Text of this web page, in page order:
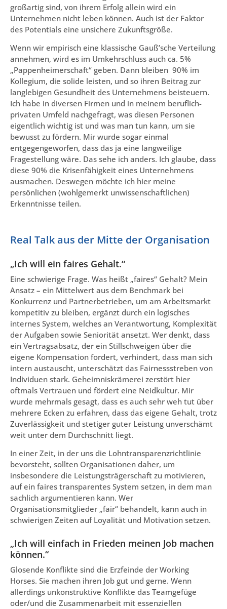
großartig sind, von ihrem Erfolg allein wird ein
Unternehmen nicht leben können. Auch ist der Faktor
des Potentials eine unsichere Zukunftsgröße.
Wenn wir empirisch eine klassische Gauß’sche Verteilung
annehmen, wird es im Umkehrschluss auch ca. 5%
„Pappenheimerschaft“ geben. Dann bleiben 90% im
Kollegium, die solide leisten, und so ihren Beitrag zur
langlebigen Gesundheit des Unternehmens beisteuern.
Ich habe in diversen Firmen und in meinem beruflich-
privaten Umfeld nachgefragt, was diesen Personen
eigentlich wichtig ist und was man tun kann, um sie
bewusst zu fördern. Mir wurde sogar einmal
entgegengeworfen, dass das ja eine langweilige
Fragestellung wäre. Das sehe ich anders. Ich glaube, dass
diese 90% die Krisenfähigkeit eines Unternehmens
ausmachen. Deswegen möchte ich hier meine
persönlichen (wohlgemerkt unwissenschaftlichen)
Erkenntnisse teilen.
Real Talk aus der Mitte der Organisation
„Ich will ein faires Gehalt.“
Eine schwierige Frage. Was heißt „faires“ Gehalt? Mein
Ansatz – ein Mittelwert aus dem Benchmark bei
Konkurrenz und Partnerbetrieben, um am Arbeitsmarkt
kompetitiv zu bleiben, ergänzt durch ein logisches
internes System, welches an Verantwortung, Komplexität
der Aufgaben sowie Seniorität ansetzt. Wer denkt, dass
ein Vertragsabsatz, der ein Stillschweigen über die
eigene Kompensation fordert, verhindert, dass man sich
intern austauscht, unterschätzt das Fairnessstreben von
Individuen stark. Geheimniskrämerei zerstört hier
oftmals Vertrauen und fördert eine Neidkultur. Mir
wurde mehrmals gesagt, dass es auch sehr weh tut über
mehrere Ecken zu erfahren, dass das eigene Gehalt, trotz
Zuverlässigkeit und stetiger guter Leistung unverschämt
weit unter dem Durchschnitt liegt.
In einer Zeit, in der uns die Lohntransparenzrichtlinie
bevorsteht, sollten Organisationen daher, um
insbesondere die Leistungsträgerschaft zu motivieren,
auf ein faires transparentes System setzen, in dem man
sachlich argumentieren kann. Wer
Organisationsmitglieder „fair“ behandelt, kann auch in
schwierigen Zeiten auf Loyalität und Motivation setzen.
„Ich will einfach in Frieden meinen Job machen
können.“
Glosende Konflikte sind die Erzfeinde der Working
Horses. Sie machen ihren Job gut und gerne. Wenn
allerdings unkonstruktive Konflikte das Teamgefüge
oder/und die Zusammenarbeit mit essenziellen